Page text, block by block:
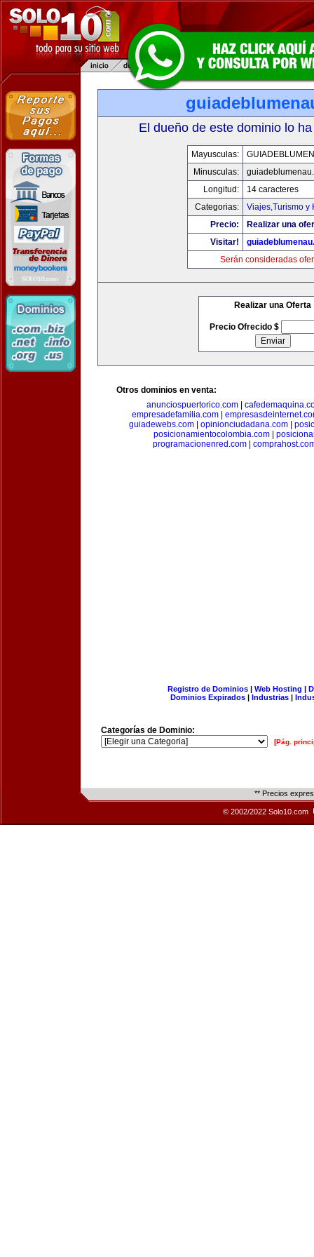
El dueño de este dominio lo
Mayusculas:
Minusculas:
Longitud:
14 caracteres
Categorias:
Viajes,Turismo y
Precio:
Realizar una
Visitar!
Serán consideradas
Realizar una Oferta
Precio Ofrecido $
Otros dominios en venta:
anunciospuertorico.com|
empresadefamilia.com
guiadewebs.com
opinionciudadana.com
posicionamientocolombia.com|
programacionenred.com
Registro de Dominios| Web Hosting |
Dominios Expirados | Industrias |
Categorías de Dominio:
[Pág.
** Precios
© 2002/2022 Solo10.com